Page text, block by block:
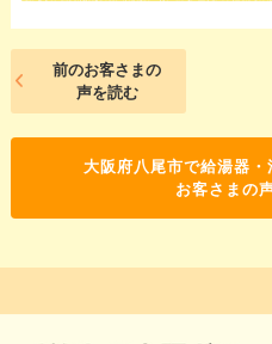
前のお客さまの
声を読む
大阪府八尾市で給湯器
お客さまの